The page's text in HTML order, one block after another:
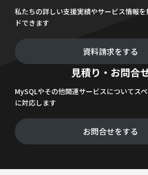
私たちの詳しい支援実績やサービス情報
ドできます
資料請求をする
見積り・お問合
MySQLやその他関連サービスについてス
に対応します
お問合せをする